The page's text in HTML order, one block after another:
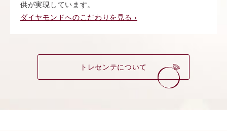
供が実現しています。
ダイヤモンドへのこだわりを見る ›
トレセンテについて